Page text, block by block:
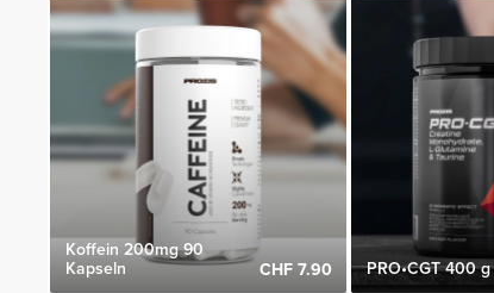
Koffein 200mg 90
Kapseln
CHF 7.90 PRO•CGT 400 g